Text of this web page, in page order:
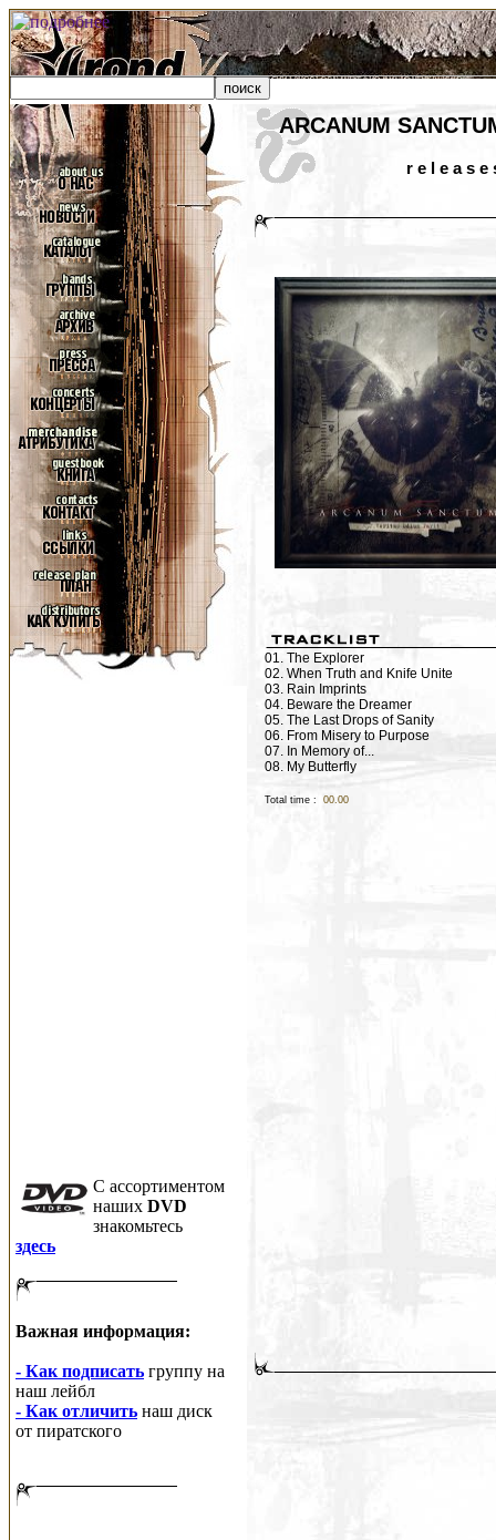
C ассортиментом
наших DVD
знакомьтесь
здесь
Важная информация:
- Как подписать группу на
наш лейбл
- Как отличить наш диск
от пиратского
ARCANUM
r e l e a s e
01. The Explorer
02. When Truth and Knife Unite
03. Rain Imprints
04. Beware the Dreamer
05. The Last Drops of Sanity
06. From Misery to Purpose
07. In Memory of...
08. My Butterfly
Total time : 00.00